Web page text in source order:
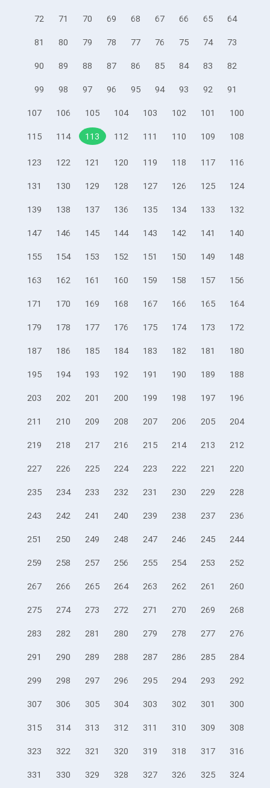
64
65
66
67
68
69
70
71
72
73
74
75
76
77
78
79
80
81
82
83
84
85
86
87
88
89
90
91
92
93
94
95
96
97
98
99
100
101
102
103
104
105
106
107
108
109
110
111
112
113
114
115
116
117
118
119
120
121
122
123
124
125
126
127
128
129
130
131
132
133
134
135
136
137
138
139
140
141
142
143
144
145
146
147
148
149
150
151
152
153
154
155
156
157
158
159
160
161
162
163
164
165
166
167
168
169
170
171
172
173
174
175
176
177
178
179
180
181
182
183
184
185
186
187
188
189
190
191
192
193
194
195
196
197
198
199
200
201
202
203
204
205
206
207
208
209
210
211
212
213
214
215
216
217
218
219
220
221
222
223
224
225
226
227
228
229
230
231
232
233
234
235
236
237
238
239
240
241
242
243
244
245
246
247
248
249
250
251
252
253
254
255
256
257
258
259
260
261
262
263
264
265
266
267
268
269
270
271
272
273
274
275
276
277
278
279
280
281
282
283
284
285
286
287
288
289
290
291
292
293
294
295
296
297
298
299
300
301
302
303
304
305
306
307
308
309
310
311
312
313
314
315
316
317
318
319
320
321
322
323
324
325
326
327
328
329
330
331